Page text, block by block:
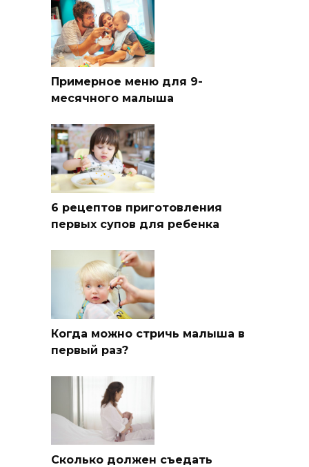
Примерное меню для 9-
месячного малыша
6 рецептов приготовления
первых супов для ребенка
Когда можно стричь малыша в
первый раз?
Сколько должен съедать